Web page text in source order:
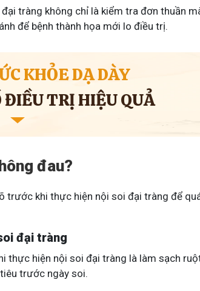
tràng không chỉ là kiểm tra đơn thuần
để bệnh thành họa mới lo điều trị.
KHỎE DẠ DÀY
TRỊ HIỆU QUẢ
đau?
trước khi thực hiện nội soi đại tràng để
đại tràng
hiện nội soi đại tràng là làm sạch
trước ngày soi.